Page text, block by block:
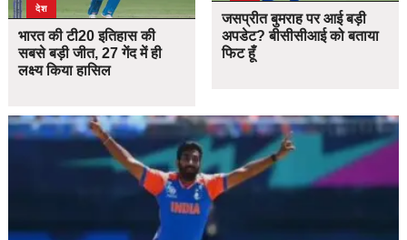
देश
भारत की टी20 इतिहास की
सबसे बड़ी जीत, 27 गेंद में ही
लक्ष्य किया हासिल
जसप्रीत बुमराह पर आई बड़ी
अपडेट? बीसीसीआई को बताया
फिट हूँ